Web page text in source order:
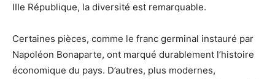
IIIe République, la diversité est remarquable.
Certaines pièces, comme le franc germinal instauré par
Napoléon Bonaparte, ont marqué durablement l’histoire
économique du pays. D’autres, plus modernes,